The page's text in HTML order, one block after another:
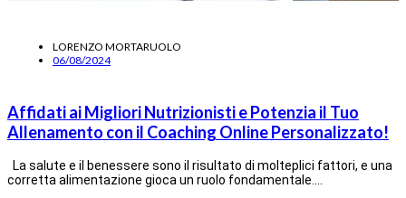
LORENZO MORTARUOLO
06/08/2024
Affidati ai Migliori Nutrizionisti e Potenzia il Tuo
Allenamento con il Coaching Online Personalizzato!
La salute e il benessere sono il risultato di molteplici fattori, e una
corretta alimentazione gioca un ruolo fondamentale.…